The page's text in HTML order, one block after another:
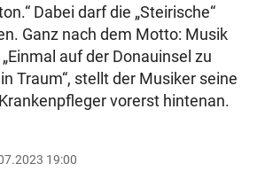
Dabei darf die „Steirische“
Ganz nach dem Motto: Musik
auf der Donauinsel zu
Traum“, stellt der Musiker seine
vorerst hintenan.
19:00